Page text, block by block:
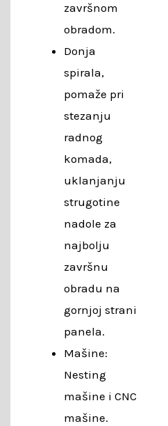
završnom
obradom.
Donja
spirala,
pomaže pri
stezanju
radnog
komada,
uklanjanju
strugotine
nadole za
najbolju
završnu
obradu na
gornjoj strani
panela.
Mašine:
Nesting
mašine i CNC
mašine.